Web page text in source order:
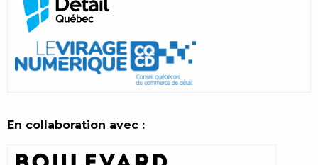
En collaboration avec :